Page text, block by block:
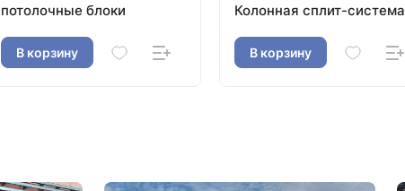
потолочные блоки
В корзину
Колонная сплит-система
В корзину